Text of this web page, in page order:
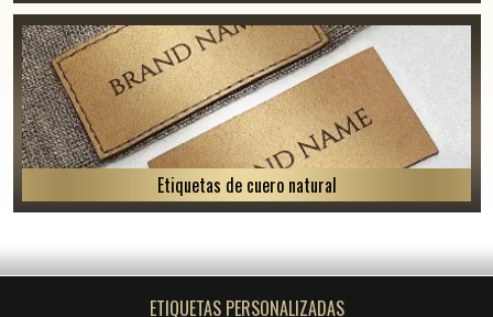
Etiquetas de cuero natural
ETIQUETAS PERSONALIZADAS